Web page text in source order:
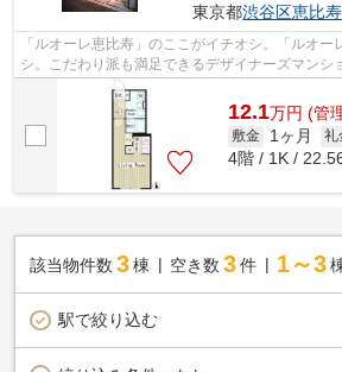
東京都渋谷区恵比寿
「ルオーレ恵比寿」のここがイチオシ。「ルオ
シ。こだわり派も満足できるデザイナーズマンシ
す。渋谷区エリアと山手線恵比寿付近...
12.1万円 (管
敷金 1ヶ月 礼
4階 / 1K /
該当物件数 3棟 空き数 3 件 1～3
駅で絞り込む